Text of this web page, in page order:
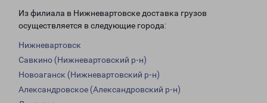
Из филиала в Нижневартовске доставка грузов
осуществляется в следующие города:
Нижневартовск
Савкино (Нижневартовский р-н)
Новоаганск (Нижневартовский р-н)
Александровское (Александровский р-н)